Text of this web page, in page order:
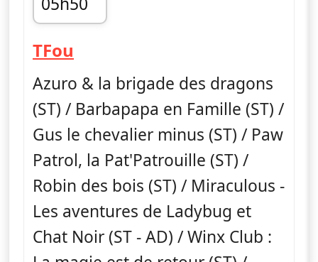
fin 11h45
TFou
Azuro & la brigade des dragons
(ST) / Barbapapa en Famille (ST) /
Gus le chevalier minus (ST) / Paw
Patrol, la Pat'Patrouille (ST) /
Robin des bois (ST) / Miraculous -
Les aventures de Ladybug et
Chat Noir (ST - AD) / Winx Club :